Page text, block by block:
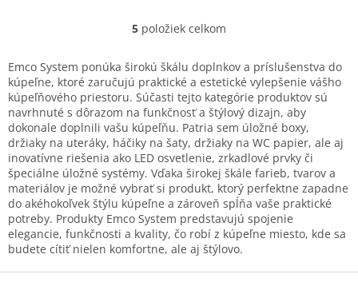
O
l
á
d
a
c
i
e
p
r
v
k
y
v
p
5 položiek celkom
Emco System ponúka širokú škálu doplnkov a príslušenstva do
kúpeľne, ktoré zaručujú praktické a estetické vylepšenie vášho
kúpeľňového priestoru. Súčasti tejto kategórie produktov sú
navrhnuté s dôrazom na funkčnosť a štýlový dizajn, aby
dokonale doplnili vašu kúpeľňu. Patria sem úložné boxy,
držiaky na uteráky, háčiky na šaty, držiaky na WC papier, ale aj
inovatívne riešenia ako LED osvetlenie, zrkadlové prvky či
špeciálne úložné systémy. Vďaka širokej škále farieb, tvarov a
materiálov je možné vybrať si produkt, ktorý perfektne zapadne
do akéhokoľvek štýlu kúpeľne a zároveň spĺňa vaše praktické
potreby. Produkty Emco System predstavujú spojenie
elegancie, funkčnosti a kvality, čo robí z kúpeľne miesto, kde sa
budete cítiť nielen komfortne, ale aj štýlovo.
Z